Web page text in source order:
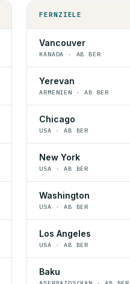
FERNZIELE
Vancouver
KANADA · AB BER
Yerevan
ARMENIEN · AB BER
Chicago
USA · AB BER
New York
USA · AB BER
Washington
USA · AB BER
Los Angeles
USA · AB BER
Baku